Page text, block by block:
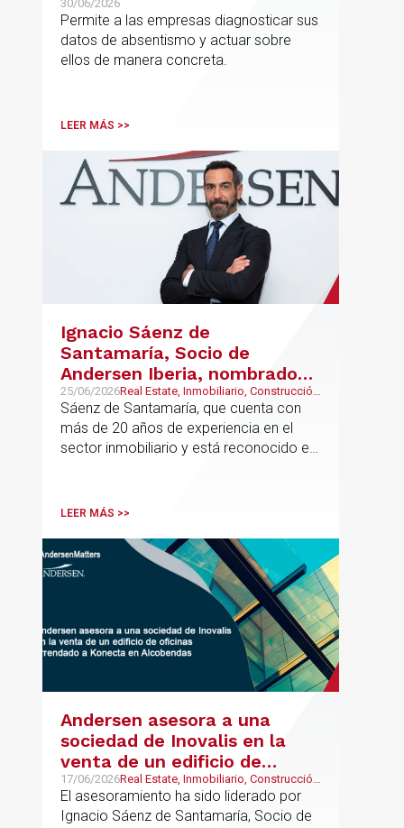
reducir el absentismo de
forma estructurada y
sostenible
30/06/2026
Permite a las empresas diagnosticar sus
datos de absentismo y actuar sobre
ellos de manera concreta.
LEER MÁS >>
Ignacio Sáenz de
Santamaría, Socio de
Andersen Iberia, nombrado
director europeo de
Inmobiliario de Andersen
25/06/2026Real Estate, Inmobiliario, Construcción
y Urbanismo
Sáenz de Santamaría, que cuenta con
más de 20 años de experiencia en el
sector inmobiliario y está reconocido en
codirigirá el EU Real Estate Industry
UK.
LEER MÁS >>
Andersen asesora a una
sociedad de Inovalis en la
venta de un edificio de
oficinas arrendado a Konecta
en Alcobendas
17/06/2026Real Estate, Inmobiliario, Construcción
y Urbanismo
El asesoramiento ha sido liderado por
Ignacio Sáenz de Santamaría, Socio de